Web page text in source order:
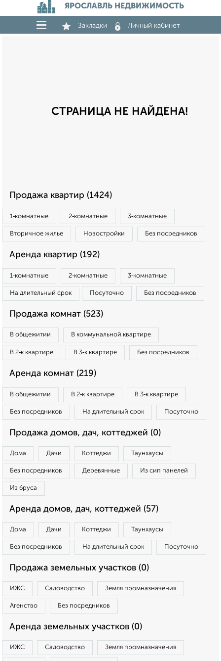
ЯРОСЛАВЛЬ НЕДВИЖИМОСТЬ
Закладки Личный кабинет
СТРАНИЦА НЕ НАЙДЕНА!
Продажа квартир (1424)
1‑комнатные 2‑комнатные 3‑комнатные
Вторичное жилье Новостройки Без посредников
Аренда квартир (192)
1‑комнатные 2‑комнатные 3‑комнатные
На длительный срок Посуточно Без посредников
Продажа комнат (523)
В общежитии В коммунальной квартире
В 2‑к квартире В 3‑к квартире Без посредников
Аренда комнат (219)
В общежитии В 2‑к квартире В 3‑к квартире
Без посредников На длительный срок Посуточно
Продажа домов, дач, коттеджей (0)
Дома Дачи Коттеджи Таунхаусы
Без посредников Деревянные Из сип панелей
Из бруса
Аренда домов, дач, коттеджей (57)
Дома Дачи Коттеджи Таунхаусы
Без посредников На длительный срок Посуточно
Продажа земельных участков (0)
ИЖС Садоводство Земля промназначения
Агенство Без посредников
Аренда земельных участков (0)
ИЖС Садоводство Земля промназначения